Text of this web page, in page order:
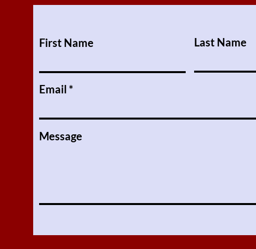
First Name Last Name
Email
Message